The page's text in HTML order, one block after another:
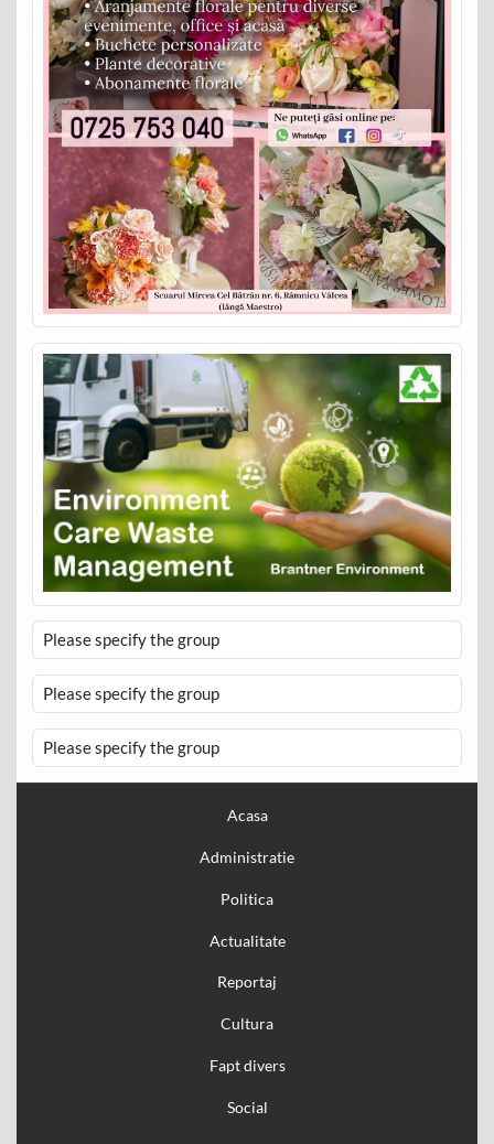
Please specify the group
Please specify the group
Please specify the group
Acasa
Administratie
Politica
Actualitate
Reportaj
Cultura
Fapt divers
Social